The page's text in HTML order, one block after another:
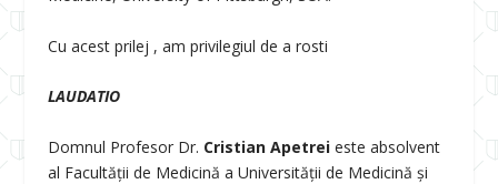
Cu acest prilej , am privilegiul de a rosti
LAUDATIO
Domnul Profesor Dr. Cristian Apetreieste absolvent
al Facultății de Medicină a Universității de Medicină și